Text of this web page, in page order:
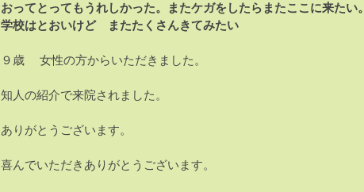
おってとってもうれしかった。またケガをしたらまたここに来たい。
学校はとおいけど またたくさんきてみたい
９歳 女性の方からいただきました。
知人の紹介で来院されました。
ありがとうございます。
喜んでいただきありがとうございます。